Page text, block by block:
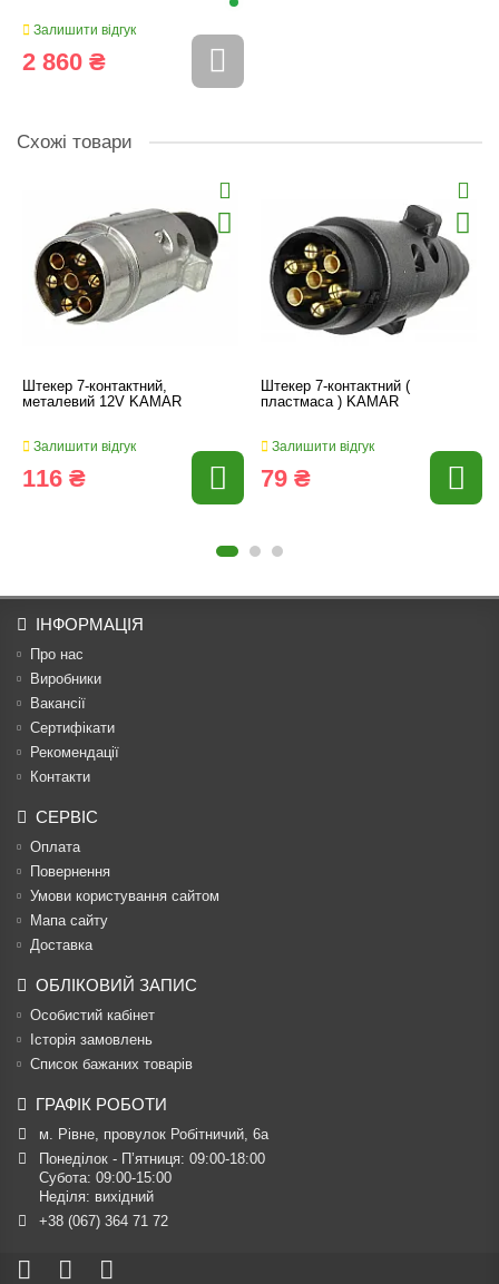
Залишити відгук
2 860 ₴
Схожі товари
Штекер 7-контактний,
металевий 12V KAMAR
Залишити відгук
116 ₴
Штекер 7-контактний (
пластмаса ) KAMAR
Залишити відгук
79 ₴
ІНФОРМАЦІЯ
Про нас
Виробники
Вакансії
Сертифікати
Рекомендації
Контакти
СЕРВІС
Оплата
Повернення
Умови користування сайтом
Мапа сайту
Доставка
ОБЛІКОВИЙ ЗАПИС
Особистий кабінет
Історія замовлень
Список бажаних товарів
ГРАФІК РОБОТИ
м. Рівне, провулок Робітничий, 6а
Понеділок - П’ятниця: 09:00-18:00
Субота: 09:00-15:00
Неділя: вихідний
+38 (067) 364 71 72